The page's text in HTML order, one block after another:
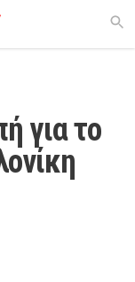
για το